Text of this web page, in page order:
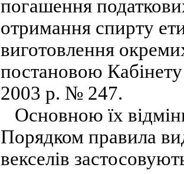
погашення
отримання спирту
виготовлення
постановою
2003 р. № 247.
Основною їх
Порядком правила
векселів